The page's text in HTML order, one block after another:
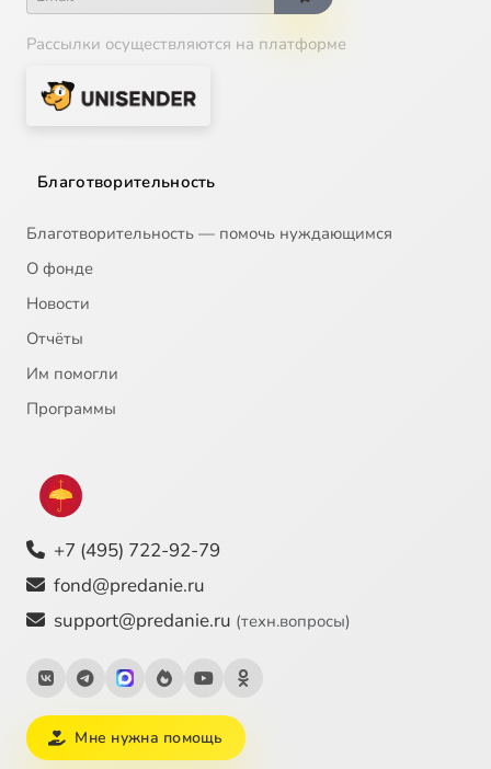
Рассылки осуществляются на платформе
Благотворительность
Благотворительность — помочь нуждающимся
О фонде
Новости
Отчёты
Им помогли
Программы
+7 (495) 722-92-79
fond@predanie.ru
support@predanie.ru (техн.вопросы)
Мне нужна помощь